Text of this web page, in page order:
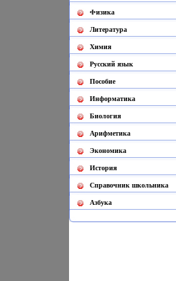
Физика
Литература
Химия
Русский язык
Пособие
Информатика
Биология
Арифметика
Экономика
История
Cправочник школьника
Азбука